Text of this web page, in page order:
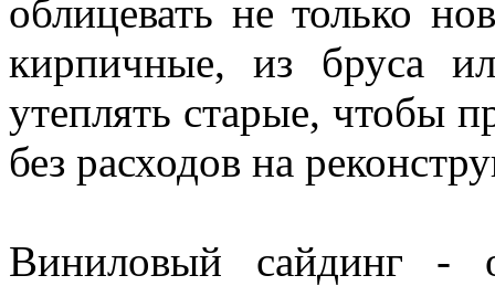
облицевать не только
кирпичные, из бруса
утеплять старые, чтобы
без расходов на
Виниловый сайдинг -